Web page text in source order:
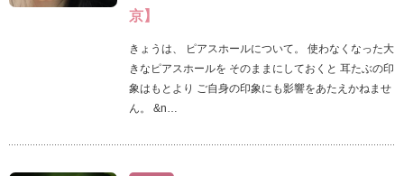
京】
きょうは、 ピアスホールについて。 使わなくなった大
きなピアスホールを そのままにしておくと 耳たぶの印
象はもとより ご自身の印象にも影響をあたえかねませ
ん。 &n…